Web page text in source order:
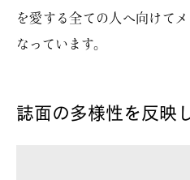
を愛する全ての人へ向けて
なっています。
誌面の多様性を反映